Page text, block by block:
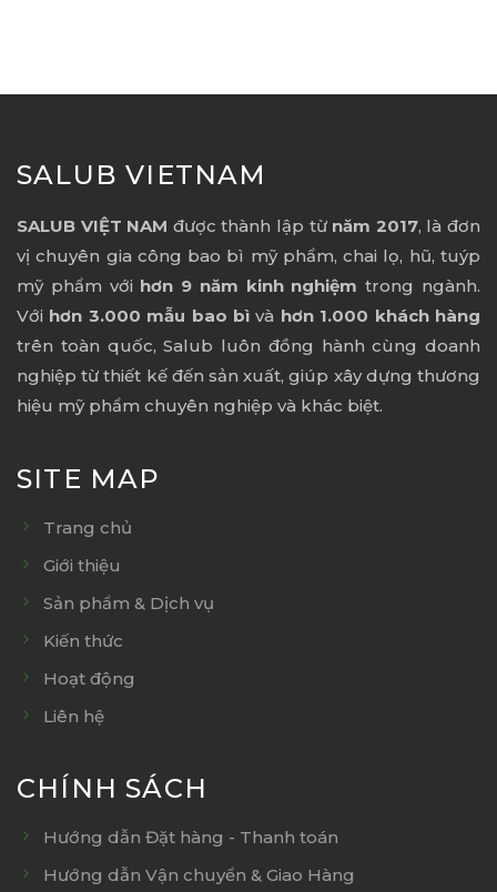
SALUB VIETNAM
SALUB VIỆT NAM được thành lập từ năm 2017, là đơn
vị chuyên gia công bao bì mỹ phẩm, chai lọ, hũ, tuýp
mỹ phẩm với hơn 9 năm kinh nghiệm trong ngành.
Với hơn 3.000 mẫu bao bì và hơn 1.000 khách hàng
trên toàn quốc, Salub luôn đồng hành cùng doanh
nghiệp từ thiết kế đến sản xuất, giúp xây dựng thương
hiệu mỹ phẩm chuyên nghiệp và khác biệt.
SITE MAP
Trang chủ
Giới thiệu
Sản phẩm & Dịch vụ
Kiến thức
Hoạt động
Liên hệ
CHÍNH SÁCH
Hướng dẫn Đặt hàng - Thanh toán
Hướng dẫn Vận chuyển & Giao Hàng